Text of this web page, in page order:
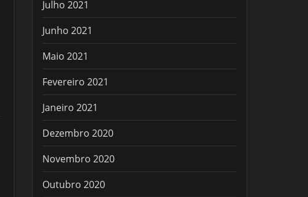
Julho 2021
Junho 2021
Maio 2021
Fevereiro 2021
Janeiro 2021
Dezembro 2020
Novembro 2020
Outubro 2020